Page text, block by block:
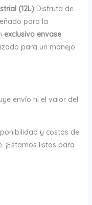
(12L)Disfruta de
para la
exclusivo envase
para un manejo
envío ni el valor del
y costos de
¡Estamos listos para